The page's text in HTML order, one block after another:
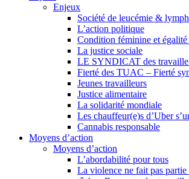
Enjeux
Société de leucémie &
L’action politique
Condition féminine et égalité
La justice sociale
LE SYNDICAT des
Fierté des TUAC – Fierté
Jeunes travailleurs
Justice alimentaire
La solidarité mondiale
Les chauffeur(e)s d’Uber
Cannabis responsable
Moyens d’action
Moyens d’action
L’abordabilité pour tous
La violence ne fait pas